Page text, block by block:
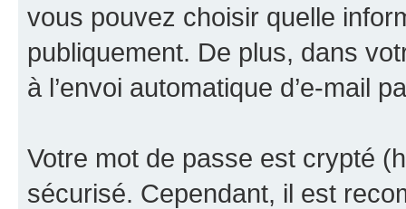
vous pouvez choisir quelle
publiquement. De plus, dans
à l’envoi automatique d’e-mail
Votre mot de passe est crypté
sécurisé. Cependant, il est